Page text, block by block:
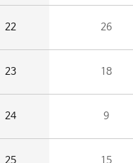
22 26
23 18
24 9
25 15